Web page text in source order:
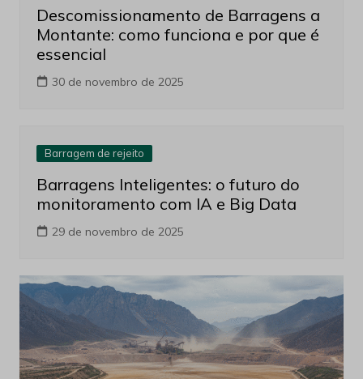
Descomissionamento de Barragens a
Montante: como funciona e por que é
essencial
30 de novembro de 2025
Barragem de rejeito
Barragens Inteligentes: o futuro do
monitoramento com IA e Big Data
29 de novembro de 2025